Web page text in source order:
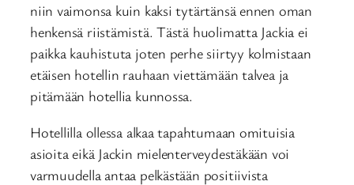
niin vaimonsa kuin kaksi tytärtänsä ennen oman
henkensä riistämistä. Tästä huolimatta Jackia ei
paikka kauhistuta joten perhe siirtyy kolmistaan
etäisen hotellin rauhaan viettämään talvea ja
pitämään hotellia kunnossa.
Hotellilla ollessa alkaa tapahtumaan omituisia
asioita eikä Jackin mielenterveydestäkään voi
varmuudella antaa pelkästään positiivista